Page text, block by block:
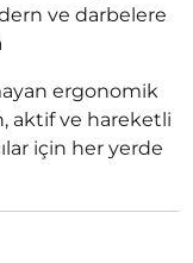
ve darbelere
ergonomik
aktif ve hareketli
için her yerde